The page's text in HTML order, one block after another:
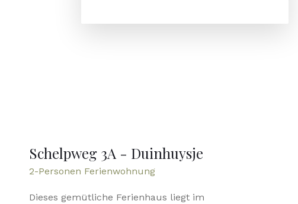
Schelpweg 3A - Duinhuysje
2-Personen Ferienwohnung
Dieses gemütliche Ferienhaus liegt im